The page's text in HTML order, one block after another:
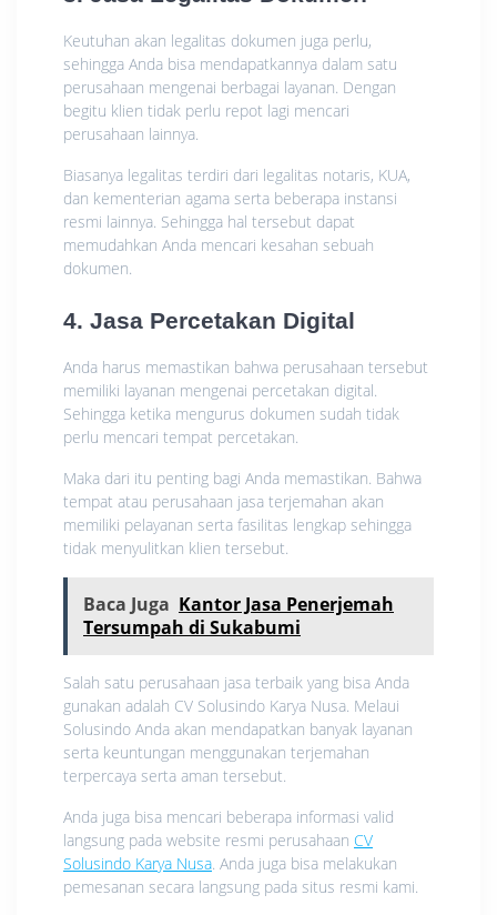
Keutuhan akan legalitas dokumen juga perlu,
sehingga Anda bisa mendapatkannya dalam satu
perusahaan mengenai berbagai layanan. Dengan
begitu klien tidak perlu repot lagi mencari
perusahaan lainnya.
Biasanya legalitas terdiri dari legalitas notaris, KUA,
dan kementerian agama serta beberapa instansi
resmi lainnya. Sehingga hal tersebut dapat
memudahkan Anda mencari kesahan sebuah
dokumen.
4. Jasa Percetakan Digital
Anda harus memastikan bahwa perusahaan tersebut
memiliki layanan mengenai percetakan digital.
Sehingga ketika mengurus dokumen sudah tidak
perlu mencari tempat percetakan.
Maka dari itu penting bagi Anda memastikan. Bahwa
tempat atau perusahaan jasa terjemahan akan
memiliki pelayanan serta fasilitas lengkap sehingga
tidak menyulitkan klien tersebut.
Baca Juga Kantor Jasa Penerjemah
Tersumpah di Sukabumi
Salah satu perusahaan jasa terbaik yang bisa Anda
gunakan adalah CV Solusindo Karya Nusa. Melaui
Solusindo Anda akan mendapatkan banyak layanan
serta keuntungan menggunakan terjemahan
terpercaya serta aman tersebut.
Anda juga bisa mencari beberapa informasi valid
langsung pada website resmi perusahaan CV
Solusindo Karya Nusa. Anda juga bisa melakukan
pemesanan secara langsung pada situs resmi kami.